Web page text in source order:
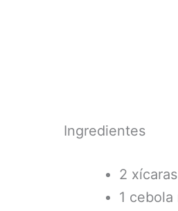
Ingredientes
2
1 cebola